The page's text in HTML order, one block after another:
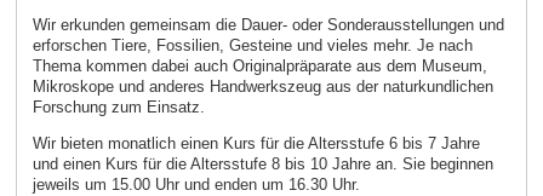
Wir erkunden gemeinsam die Dauer- oder Sonderausstellungen und
erforschen Tiere, Fossilien, Gesteine und vieles mehr. Je nach
Thema kommen dabei auch Originalpräparate aus dem Museum,
Mikroskope und anderes Handwerkszeug aus der naturkundlichen
Forschung zum Einsatz.
Wir bieten monatlich einen Kurs für die Altersstufe 6 bis 7 Jahre
und einen Kurs für die Altersstufe 8 bis 10 Jahre an. Sie beginnen
jeweils um 15.00 Uhr und enden um 16.30 Uhr.